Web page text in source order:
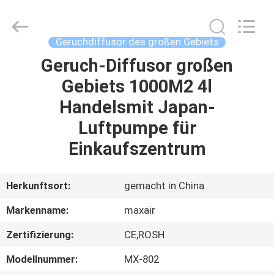
HAUS
PRODUKTE
FABRIK-
QUALITÄTSKONTROLLE
Geruchdiffusor des großen Gebiets
Geruch-Diffusor großen
Gebiets 1000M2 4l
Handelsmit Japan-
Luftpumpe für
Einkaufszentrum
Herkunftsort:
gemacht in China
Markenname:
maxair
Zertifizierung:
CE,ROSH
Modellnummer:
MX-802